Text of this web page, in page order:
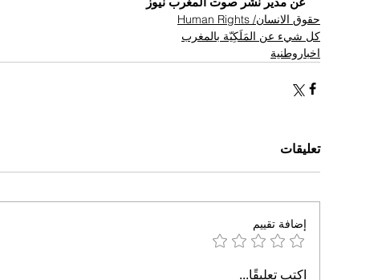
حقوق الانسان/ Human Rights
كل شيء عن المَلَكِيّة بالمغرب
اخباروطنية
تعليقات
إضافة تقييم
اكتب تعليقًا...